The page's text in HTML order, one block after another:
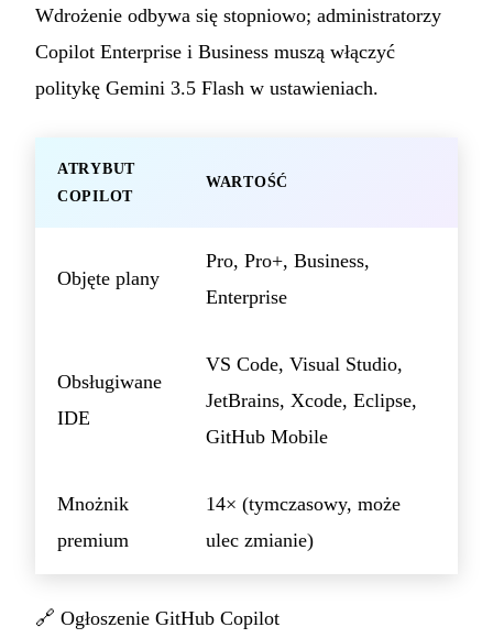
Wdrożenie odbywa się stopniowo; administratorzy
Copilot Enterprise i Business muszą włączyć
politykę Gemini 3.5 Flash w ustawieniach.
ATRYBUT
COPILOT
WARTOŚĆ
Objęte plany
Pro, Pro+, Business,
Enterprise
Obsługiwane
IDE
VS Code, Visual Studio,
JetBrains, Xcode, Eclipse,
GitHub Mobile
Mnożnik
premium
14× (tymczasowy, może
ulec zmianie)
🔗 Ogłoszenie GitHub Copilot